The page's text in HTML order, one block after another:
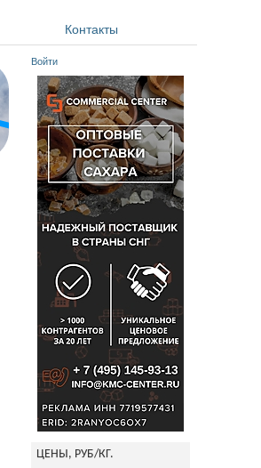
Контакты
Войти
ЦЕНЫ, РУБ/КГ.